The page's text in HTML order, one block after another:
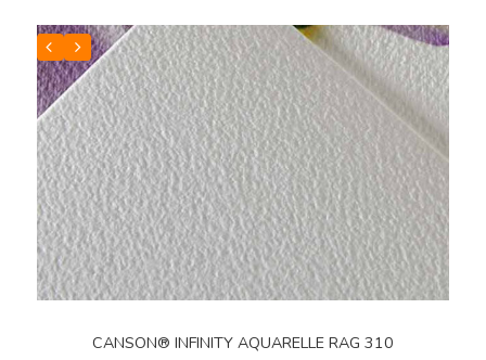
CANSON® INFINITY AQUARELLE RAG 310